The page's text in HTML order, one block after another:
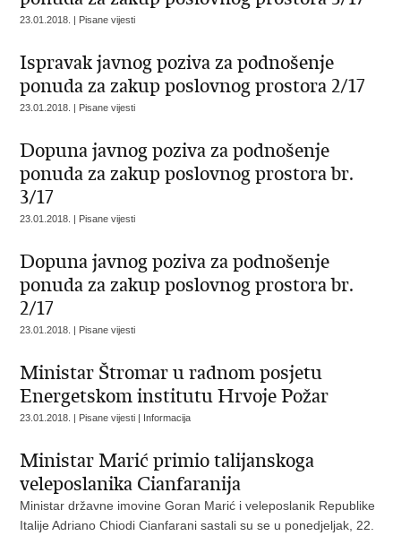
23.01.2018. | Pisane vijesti
Ispravak javnog poziva za podnošenje
ponuda za zakup poslovnog prostora 2/17
23.01.2018. | Pisane vijesti
Dopuna javnog poziva za podnošenje
ponuda za zakup poslovnog prostora br.
3/17
23.01.2018. | Pisane vijesti
Dopuna javnog poziva za podnošenje
ponuda za zakup poslovnog prostora br.
2/17
23.01.2018. | Pisane vijesti
Ministar Štromar u radnom posjetu
Energetskom institutu Hrvoje Požar
23.01.2018. | Pisane vijesti | Informacija
Ministar Marić primio talijanskoga
veleposlanika Cianfaranija
Ministar državne imovine Goran Marić i veleposlanik Republike
Italije Adriano Chiodi Cianfarani sastali su se u ponedjeljak, 22.